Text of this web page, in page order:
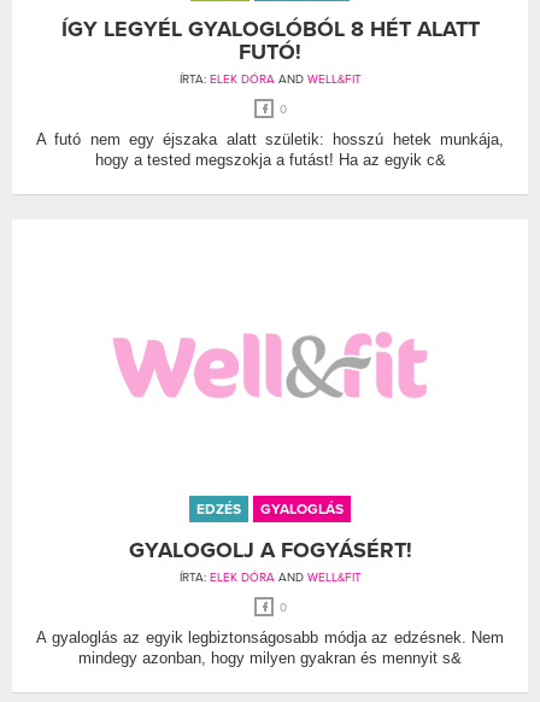
ÍGY LEGYÉL GYALOGLÓBÓL 8 HÉT ALATT
FUTÓ!
ÍRTA: ELEK DÓRAAND WELL&FIT
0
A futó nem egy éjszaka alatt születik: hosszú hetek munkája,
hogy a tested megszokja a futást! Ha az egyik c&
EDZÉS GYALOGLÁS
GYALOGOLJ A FOGYÁSÉRT!
ÍRTA: ELEK DÓRAAND WELL&FIT
0
A gyaloglás az egyik legbiztonságosabb módja az edzésnek. Nem
mindegy azonban, hogy milyen gyakran és mennyit s&